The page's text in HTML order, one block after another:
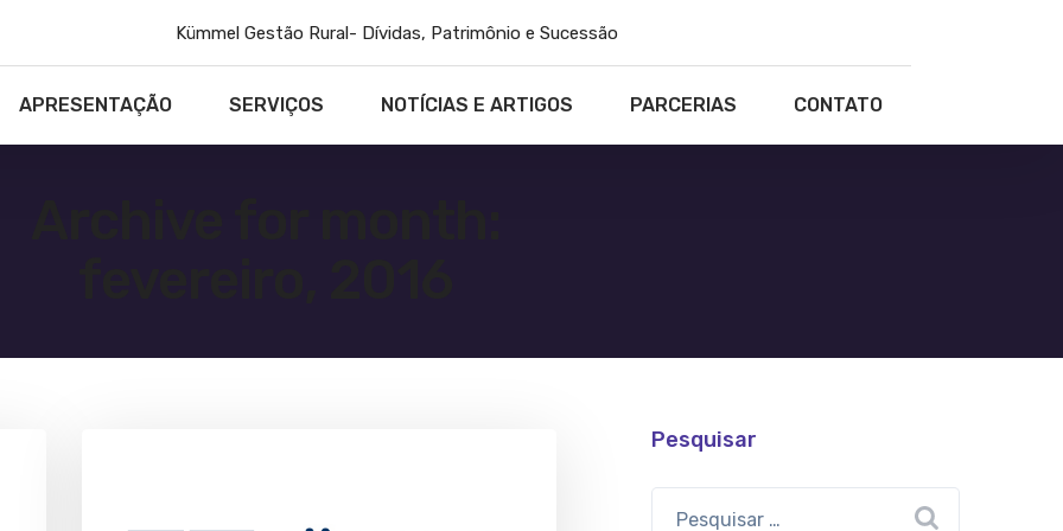
Kümmel Gestão Rural- Dívidas, Patrimônio e Sucessão
APRESENTAÇÃO SERVIÇOS NOTÍCIAS E ARTIGOS PARCERIAS CONTATO
Pesquisar